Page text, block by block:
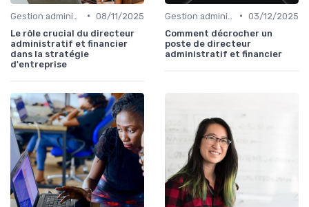
• 08/11/2025
Le rôle crucial du directeur
administratif et financier
dans la stratégie
d'entreprise
• 03/12/2025
Comment décrocher un
poste de directeur
administratif et financier